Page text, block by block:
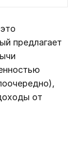
предлагает
от